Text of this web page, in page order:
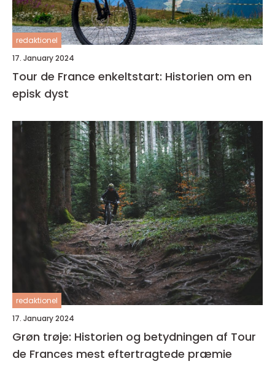
redaktionel
17. January 2024
Tour de France enkeltstart: Historien om en
episk dyst
redaktionel
17. January 2024
Grøn trøje: Historien og betydningen af Tour
de Frances mest eftertragtede præmie